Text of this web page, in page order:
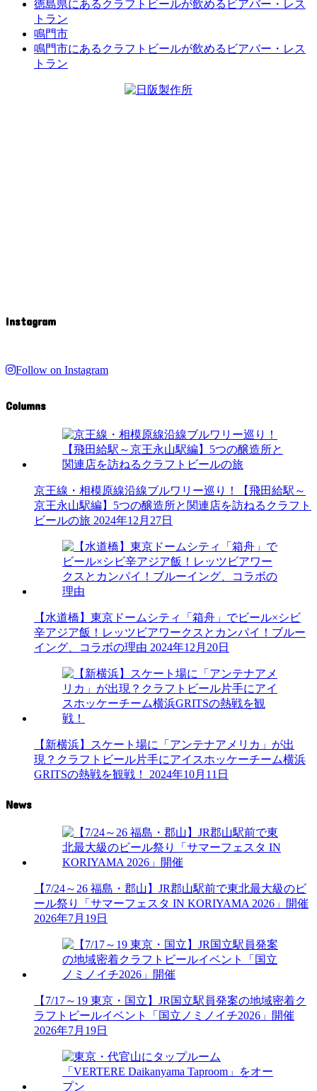
徳島県にあるクラフトビールが飲めるビアバー・レス
トラン
鳴門市
鳴門市にあるクラフトビールが飲めるビアバー・レス
トラン
Instagram
Follow on Instagram
Columns
京王線・相模原線沿線ブルワリー巡り！【飛田給駅～
京王永山駅編】5つの醸造所と関連店を訪ねるクラフト
ビールの旅 2024年12月27日
【水道橋】東京ドームシティ「箱舟」でビール×シビ
辛アジア飯！レッツビアワークスとカンパイ！ブルー
イング、コラボの理由 2024年12月20日
【新横浜】スケート場に「アンテナアメリカ」が出
現？クラフトビール片手にアイスホッケーチーム横浜
GRITSの熱戦を観戦！
2024年10月11日
News
【7/24～26 福島・郡山】JR郡山駅前で東北最大級のビ
ール祭り「サマーフェスタ IN KORIYAMA 2026」開催
2026年7月19日
【7/17～19 東京・国立】JR国立駅員発案の地域密着ク
ラフトビールイベント「国立ノミノイチ2026」開催
2026年7月19日